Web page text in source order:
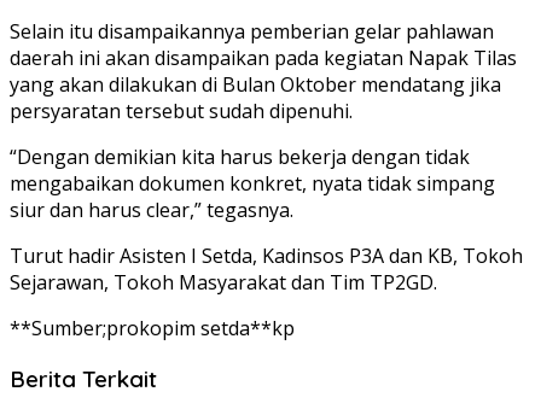
Selain itu disampaikannya pemberian gelar pahlawan
daerah ini akan disampaikan pada kegiatan Napak Tilas
yang akan dilakukan di Bulan Oktober mendatang jika
persyaratan tersebut sudah dipenuhi.
“Dengan demikian kita harus bekerja dengan tidak
mengabaikan dokumen konkret, nyata tidak simpang
siur dan harus clear,” tegasnya.
Turut hadir Asisten I Setda, Kadinsos P3A dan KB, Tokoh
Sejarawan, Tokoh Masyarakat dan Tim TP2GD.
**Sumber;prokopim setda**kp
Berita Terkait